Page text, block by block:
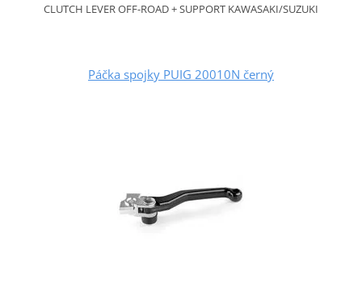
CLUTCH LEVER OFF-ROAD + SUPPORT KAWASAKI/SUZUKI
Páčka spojky PUIG 20010N černý